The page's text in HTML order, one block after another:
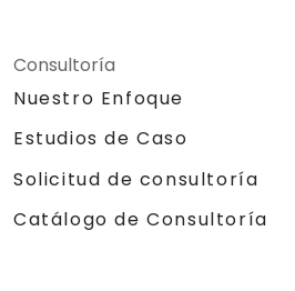
Consultoría
Nuestro Enfoque
Estudios de Caso
Solicitud de consultoría
Catálogo de Consultoría